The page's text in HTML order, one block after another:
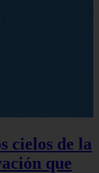
cielos de la
que